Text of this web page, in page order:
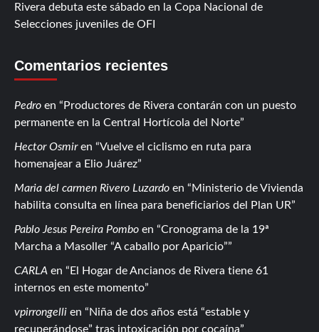
Rivera debuta este sábado en la Copa Nacional de
Selecciones juveniles de OFI
Comentarios recientes
Pedro en
Productores de Rivera contarán con un puesto
permanente en la Central Hortícola del Norte
Hector Osmiren
Vuelve el ciclismo en ruta para
homenajear a Elio Juárez
Maria del carmen Rivero Luzardo en
Ministerio de Vivienda
habilita consulta en línea para beneficiarios del Plan UR
Pablo Jesus Pereira Pombo en
Cronograma de la 19ª
Marcha a Masoller “A caballo por Aparicio”
CARLA en
El Hogar de Ancianos de Rivera tiene 61
internos en este momento
vpirrongelli en
Niña de dos años está “estable y
recuperándose” tras intoxicación por cocaína